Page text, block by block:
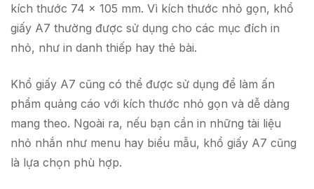
kích thước 74 x 105 mm. Vì kích thước nhỏ gọn, khổ
giấy A7 thường được sử dụng cho các mục đích in
nhỏ, như in danh thiếp hay thẻ bài.
Khổ giấy A7 cũng có thể được sử dụng để làm ấn
phẩm quảng cáo với kích thước nhỏ gọn và dễ dàng
mang theo. Ngoài ra, nếu bạn cần in những tài liệu
nhỏ nhắn như menu hay biểu mẫu, khổ giấy A7 cũng
là lựa chọn phù hợp.